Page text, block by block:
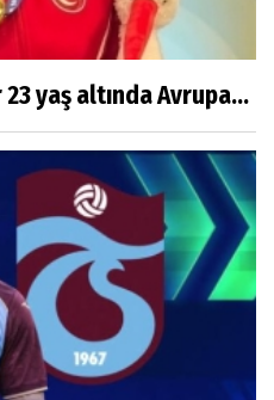
yaş altında Avrupa...